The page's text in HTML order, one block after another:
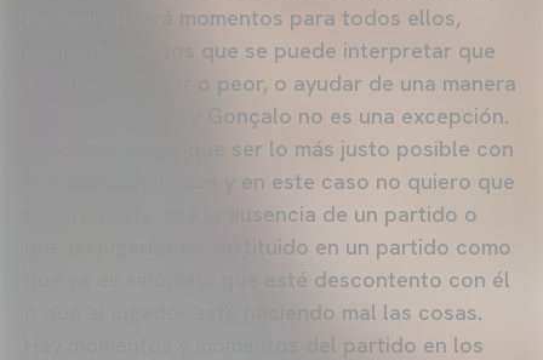
también, habrá momentos para todos ellos,
momentos en los que se puede interpretar que
están algo mejor o peor, o ayudar de una manera
u otra al equipo y Gonçalo no es una excepción.
Creo que tengo que ser lo más justo posible con
el trabajo de todos y en este caso no quiero que
se interprete que la ausencia de un partido o
que un jugador es sustituido en un partido como
que ya es sinónimo que esté descontento con él
o que el jugador esté haciendo mal las cosas.
Hay momentos y momentos del partido en los